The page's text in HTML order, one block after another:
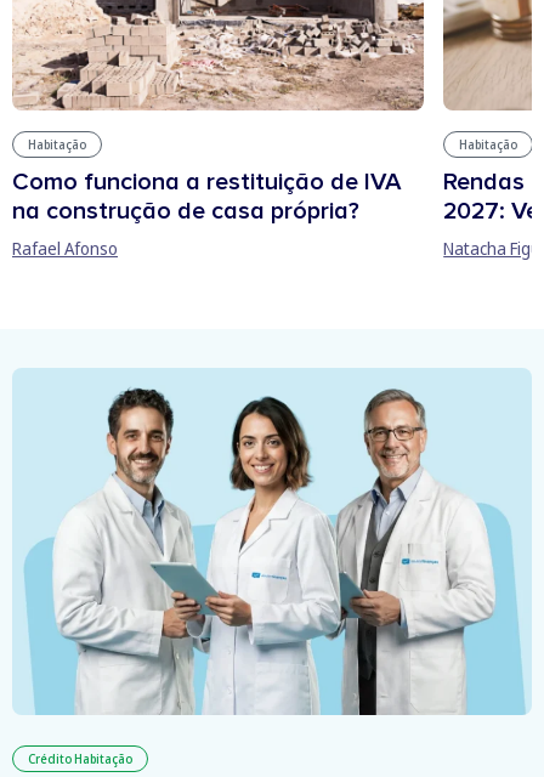
Habitação
Como funciona a restituição de IVA
na construção de casa própria?
Rafael Afonso
Habitação
Rendas
2027:
Natacha
Crédito Habitação